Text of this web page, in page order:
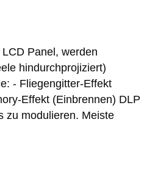
Panel, werden
hindurchprojiziert)
- Fliegengitter-Effekt
Effekt (Einbrennen) DLP
zu modulieren. Meiste